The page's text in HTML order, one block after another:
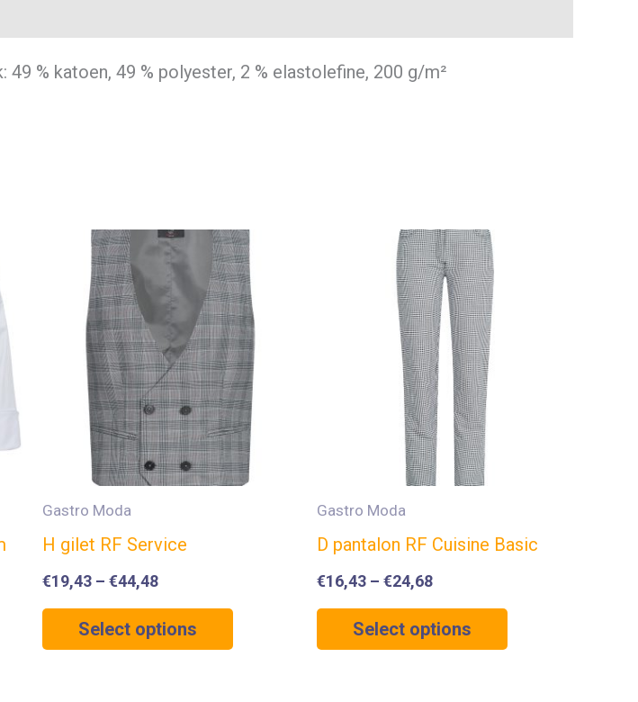
% katoen, 49 % polyester, 2 % elastolefine, 200 g/m²
Gastro Moda
H gilet RF Service
€19,43 – €44,48
Select options
Gastro Moda
D pantalon RF Cuisine Basic
€16,43 – €24,68
Select options